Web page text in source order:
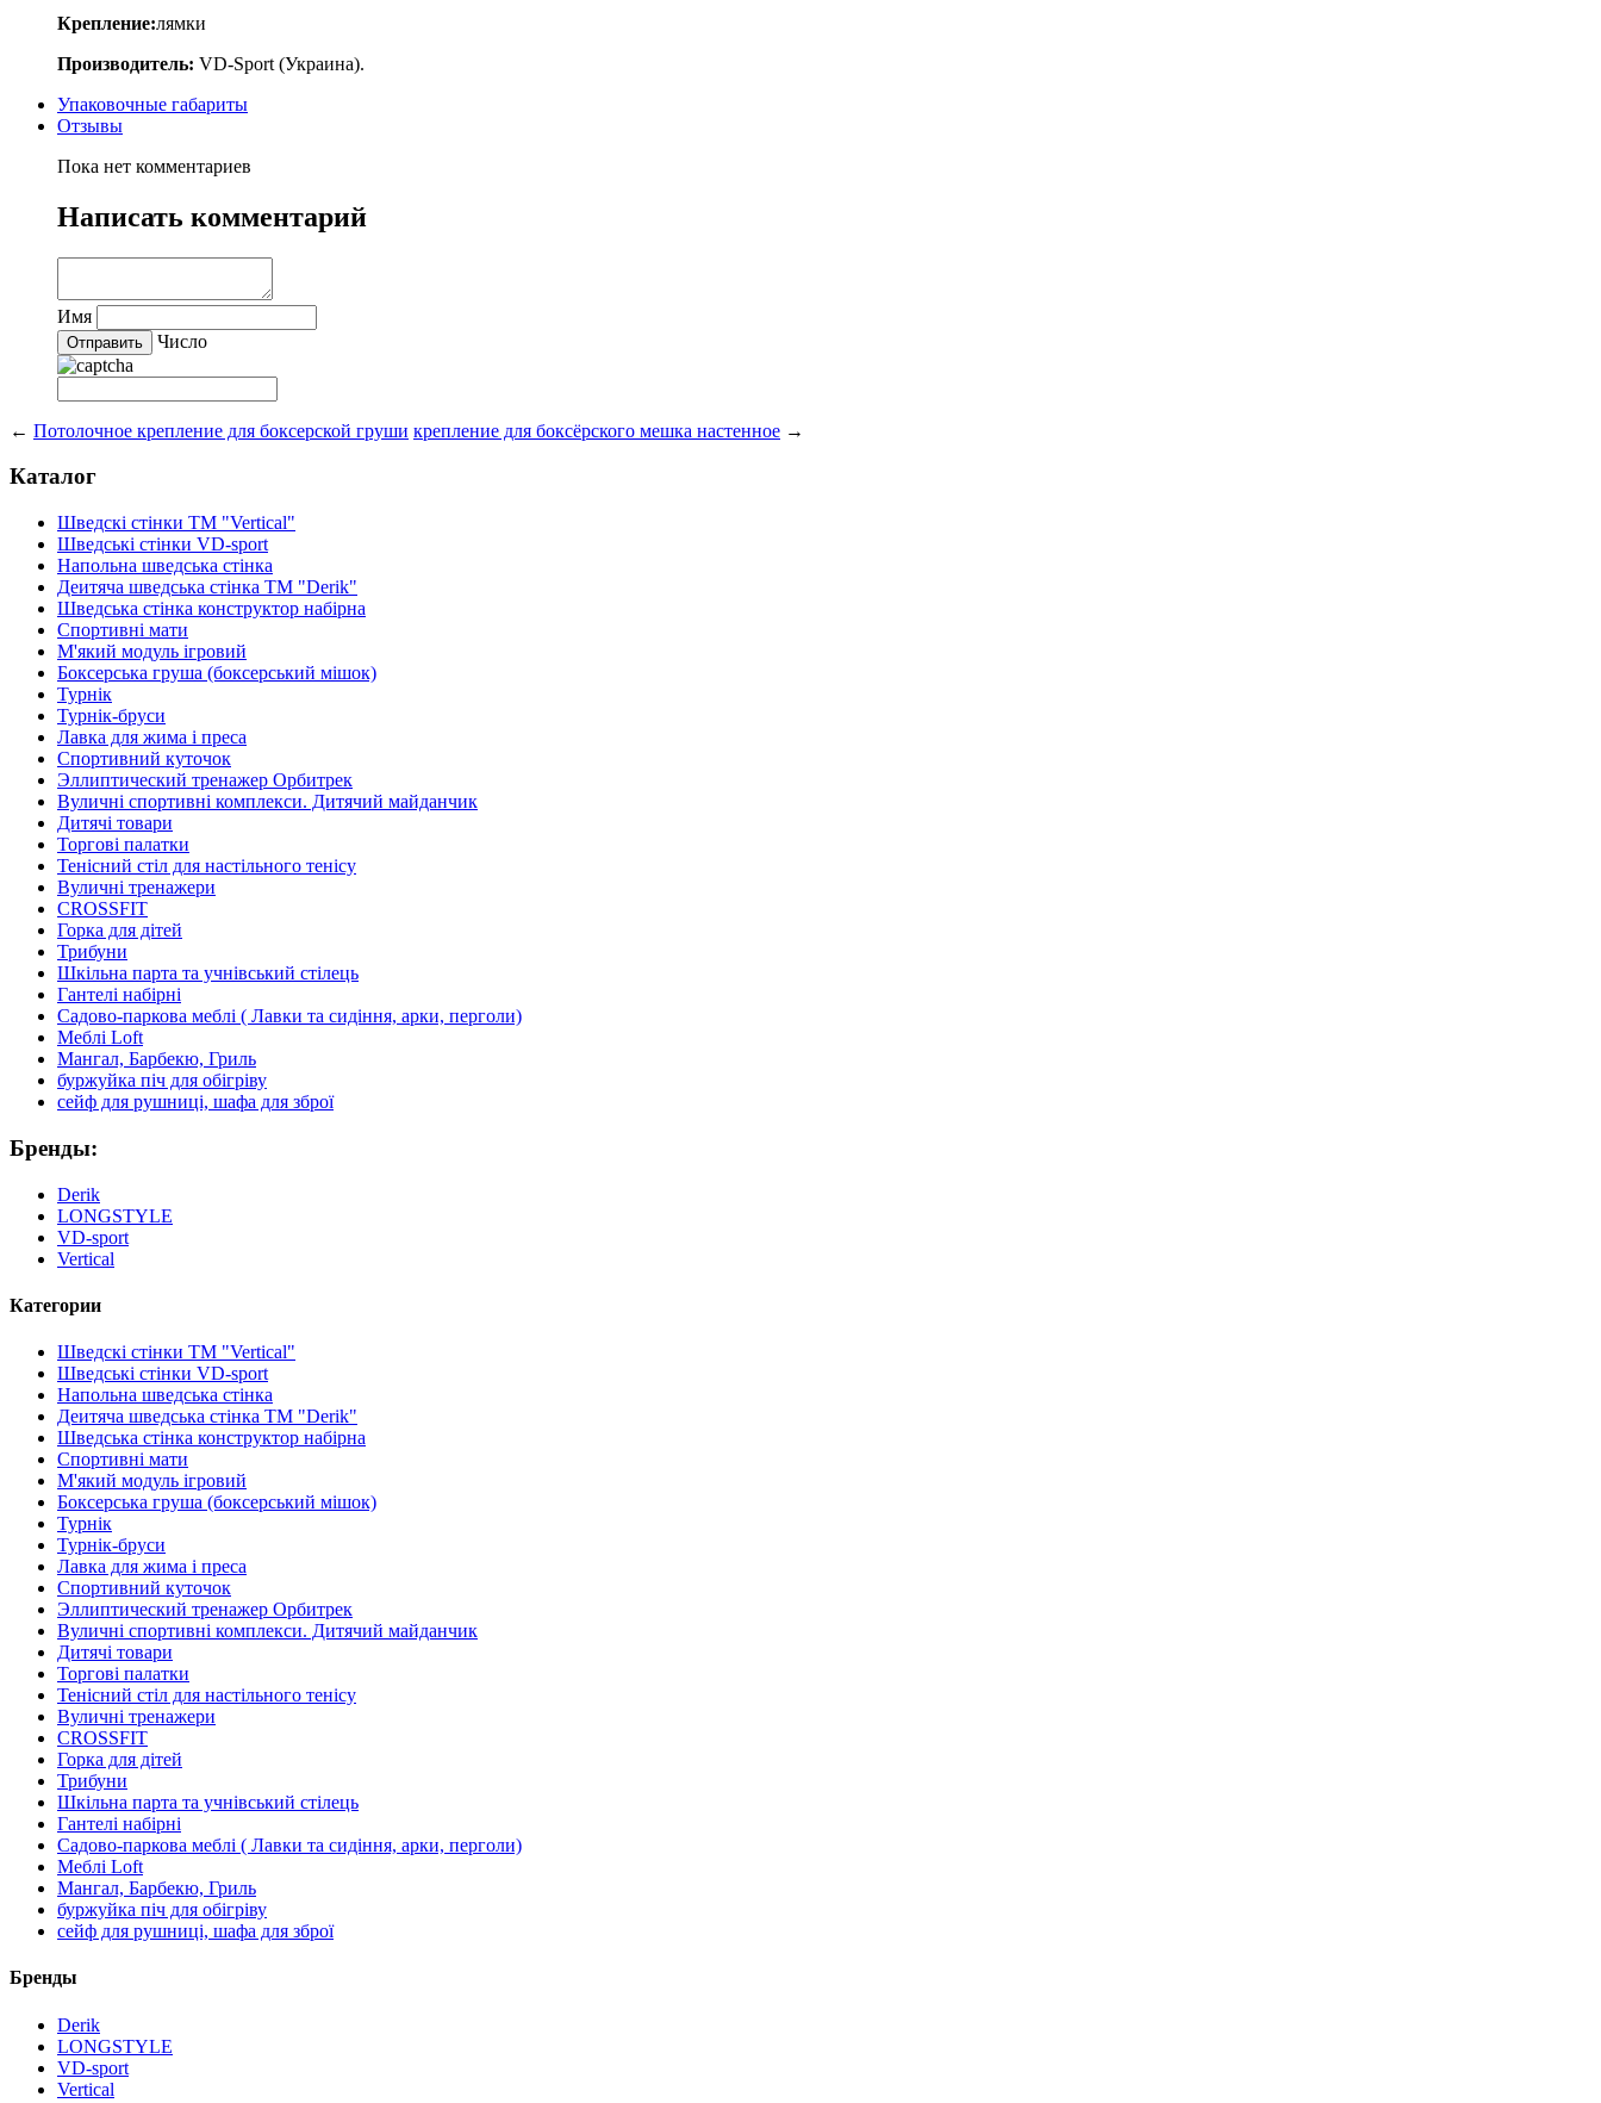
Крепление:лямки
Производитель: VD-Sport (Украина).
Упаковочные габариты
Отзывы
Пока нет комментариев
Написать комментарий
Имя
Число
← Потолочное крепление для боксерской груши крепление для боксёрского мешка настенное →
Каталог
Шведскі стінки TM "Vertical"
Шведські стінки VD-sport
Напольна шведська стінка
Деитяча шведська стінка TM "Derik"
Шведська стінка конструктор набірна
Спортивні мати
М'який модуль ігровий
Боксерська груша (боксерський мішок)
Турнік
Турнік-бруси
Лавка для жима і преса
Спортивний куточок
Эллиптический тренажер Орбитрек
Вуличні спортивні комплекси. Дитячий майданчик
Дитячі товари
Торгові палатки
Тенісний стіл для настільного тенісу
Вуличні тренажери
CROSSFIT
Горка для дітей
Трибуни
Шкільна парта та учнівський стілець
Гантелі набірні
Садово-паркова меблі ( Лавки та сидіння, арки, перголи)
Меблі Loft
Мангал, Барбекю, Гриль
буржуйка піч для обігріву
сейф для рушниці, шафа для зброї
Бренды:
Derik
LONGSTYLE
VD-sport
Vertical
Категории
Шведскі стінки TM "Vertical"
Шведські стінки VD-sport
Напольна шведська стінка
Деитяча шведська стінка TM "Derik"
Шведська стінка конструктор набірна
Спортивні мати
М'який модуль ігровий
Боксерська груша (боксерський мішок)
Турнік
Турнік-бруси
Лавка для жима і преса
Спортивний куточок
Эллиптический тренажер Орбитрек
Вуличні спортивні комплекси. Дитячий майданчик
Дитячі товари
Торгові палатки
Тенісний стіл для настільного тенісу
Вуличні тренажери
CROSSFIT
Горка для дітей
Трибуни
Шкільна парта та учнівський стілець
Гантелі набірні
Садово-паркова меблі ( Лавки та сидіння, арки, перголи)
Меблі Loft
Мангал, Барбекю, Гриль
буржуйка піч для обігріву
сейф для рушниці, шафа для зброї
Бренды
Derik
LONGSTYLE
VD-sport
Vertical